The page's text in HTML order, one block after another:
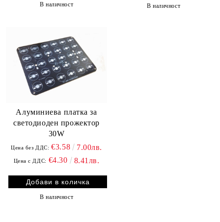
В наличност В наличност
Алуминиева платка за
светодиоден прожектор
30W
Цена без ДДС: €3.58 7.00лв.
Цена с ДДС: €4.30 8.41лв.
В наличност